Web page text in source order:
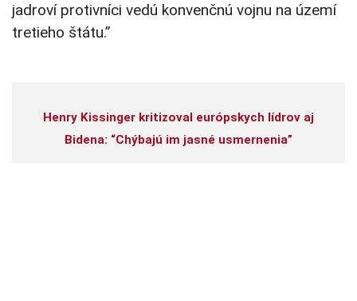
jadroví protivníci vedú konvenčnú vojnu na území
tretieho štátu.”
Henry Kissinger kritizoval európskych lídrov aj
Bidena: “Chýbajú im jasné usmernenia”